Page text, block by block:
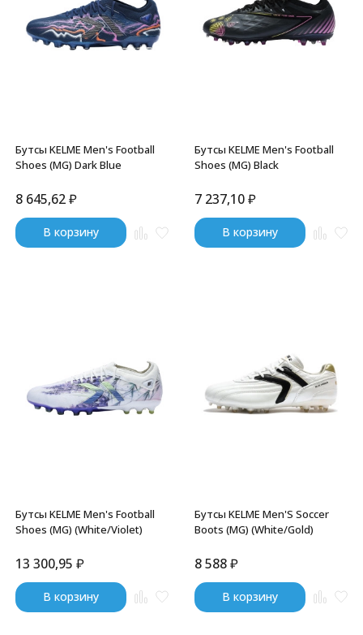
Бутсы KELME Men's Football
Shoes (MG) Dark Blue
8 645,62₽
В корзину
Бутсы KELME Men's Football
Shoes (MG) Black
7 237,10₽
В корзину
Бутсы KELME Men's Football
Shoes (MG) (White/Violet)
13 300,95 ₽
В корзину
Бутсы KELME Men'S Soccer
Boots (MG) (White/Gold)
8 588₽
В корзину